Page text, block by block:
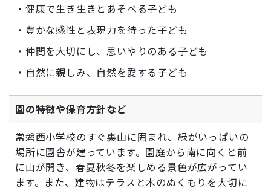
・健康で生き生きとあそべる子ども
・豊かな感性と表現力を待った子ども
・仲間を大切にし、思いやりのある子ども
・自然に親しみ、自然を愛する子ども
園の特徴や保育方針など
常磐西小学校のすぐ裏山に囲まれ、緑がいっぱいの
場所に園舎が建っています。園庭から南に向くと前
に山が開き、春夏秋冬を楽しめる景色が広がってい
ます。また、建物はテラスと木のぬくもりを大切に